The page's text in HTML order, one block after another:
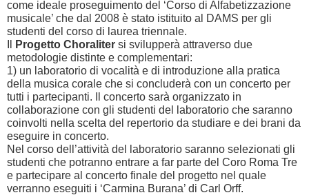
come ideale proseguimento del ‘Corso di Alfabetizzazione
musicale’ che dal 2008 è stato istituito al DAMS per gli
studenti del corso di laurea triennale.
Progetto Choraliter si svilupperà attraverso due
metodologie distinte e complementari:
1) un laboratorio di vocalità e di introduzione alla pratica
della musica corale che si concluderà con un concerto per
tutti i partecipanti. Il concerto sarà organizzato in
collaborazione con gli studenti del laboratorio che saranno
coinvolti nella scelta del repertorio da studiare e dei brani da
eseguire in concerto.
Nel corso dell’attività del laboratorio saranno selezionati gli
studenti che potranno entrare a far parte del Coro Roma Tre
e partecipare al concerto finale del progetto nel quale
verranno eseguiti i ‘Carmina Burana’ di Carl Orff.